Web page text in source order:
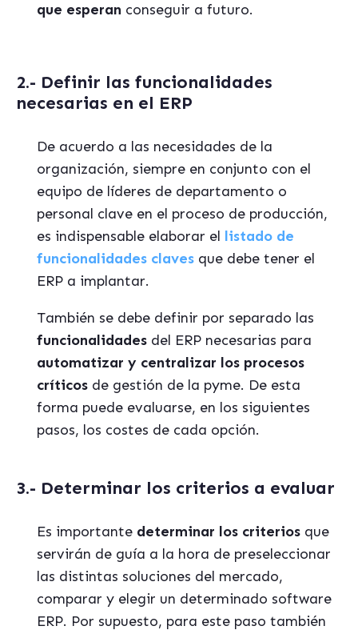
que esperan conseguir a futuro.
2.- Definir las funcionalidades
necesarias en el ERP
De acuerdo a las necesidades de la
organización, siempre en conjunto con el
equipo de líderes de departamento o
personal clave en el proceso de producción,
es indispensable elaborar el listado de
funcionalidades claves que debe tener el
ERP a implantar.
También se debe definir por separado las
funcionalidades del ERP necesarias para
automatizar y centralizar los procesos
críticos de gestión de la pyme. De esta
forma puede evaluarse, en los siguientes
pasos, los costes de cada opción.
3.- Determinar los criterios a evaluar
Es importante determinar los criterios que
servirán de guía a la hora de preseleccionar
las distintas soluciones del mercado,
comparar y elegir un determinado software
ERP. Por supuesto, para este paso también